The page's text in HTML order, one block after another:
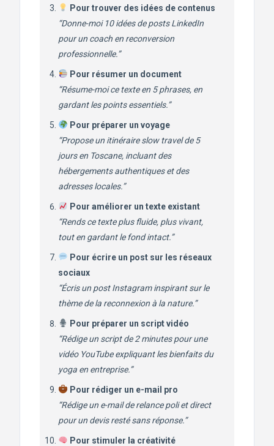
Pour trouver des idées de contenus
“Donne-moi 10 idées de posts LinkedIn
pour un coach en reconversion
professionnelle.”
Pour résumer un document
“Résume-moi ce texte en 5 phrases, en
gardant les points essentiels.”
Pour préparer un voyage
“Propose un itinéraire slow travel de 5
jours en Toscane, incluant des
hébergements authentiques et des
adresses locales.”
Pour améliorer un texte existant
“Rends ce texte plus fluide, plus vivant,
tout en gardant le fond intact.”
Pour écrire un post sur les réseaux
sociaux
“Écris un post Instagram inspirant sur le
thème de la reconnexion à la nature.”
Pour préparer un script vidéo
“Rédige un script de 2 minutes pour une
vidéo YouTube expliquant les bienfaits du
yoga en entreprise.”
Pour rédiger un e-mail pro
“Rédige un e-mail de relance poli et direct
pour un devis resté sans réponse.”
Pour stimuler la créativité